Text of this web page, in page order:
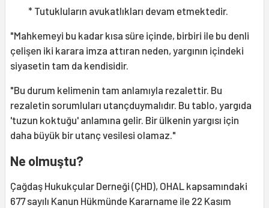
* Tutukluların avukatlıkları devam etmektedir.
"Mahkemeyi bu kadar kısa süre içinde, birbiri ile bu denli
çelişen iki karara imza attıran neden, yargının içindeki
siyasetin tam da kendisidir.
"Bu durum kelimenin tam anlamıyla rezalettir. Bu
rezaletin sorumluları utançduymalıdır. Bu tablo, yargıda
'tuzun koktuğu' anlamına gelir. Bir ülkenin yargısı için
daha büyük bir utanç vesilesi olamaz."
Ne olmuştu?
Çağdaş Hukukçular Derneği (ÇHD), OHAL kapsamındaki
677 sayılı Kanun Hükmünde Kararname ile 22 Kasım